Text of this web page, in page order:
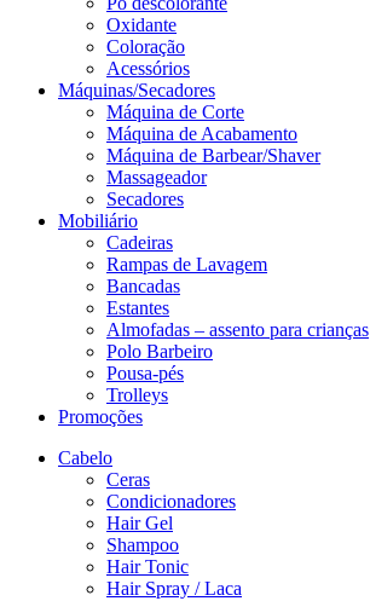
Oxidante
Coloração
Acessórios
Máquinas/Secadores
Máquina de Corte
Máquina de Acabamento
Máquina de Barbear/Shaver
Massageador
Secadores
Mobiliário
Cadeiras
Rampas de Lavagem
Bancadas
Estantes
Almofadas – assento para crianças
Polo Barbeiro
Pousa-pés
Trolleys
Promoções
Cabelo
Ceras
Condicionadores
Hair Gel
Shampoo
Hair Tonic
Hair Spray / Laca